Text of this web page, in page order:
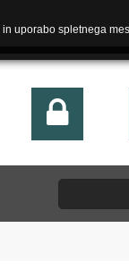
uporabo spletnega